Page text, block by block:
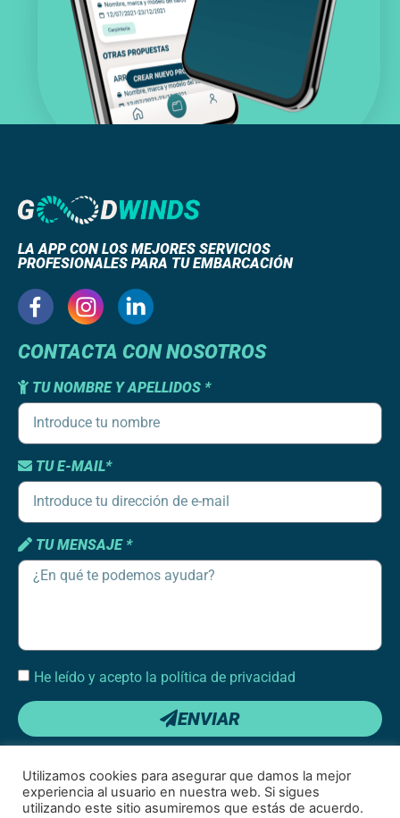
LA APP CON LOS MEJORES SERVICIOS
PROFESIONALES PARA TU EMBARCACIÓN
CONTACTA CON NOSOTROS
TU NOMBRE Y APELLIDOS *
TU E-MAIL*
TU MENSAJE *
He leído y acepto la política de privacidad
ENVIAR
Utilizamos cookies para asegurar que damos la mejor
experiencia al usuario en nuestra web. Si sigues
utilizando este sitio asumiremos que estás de acuerdo.